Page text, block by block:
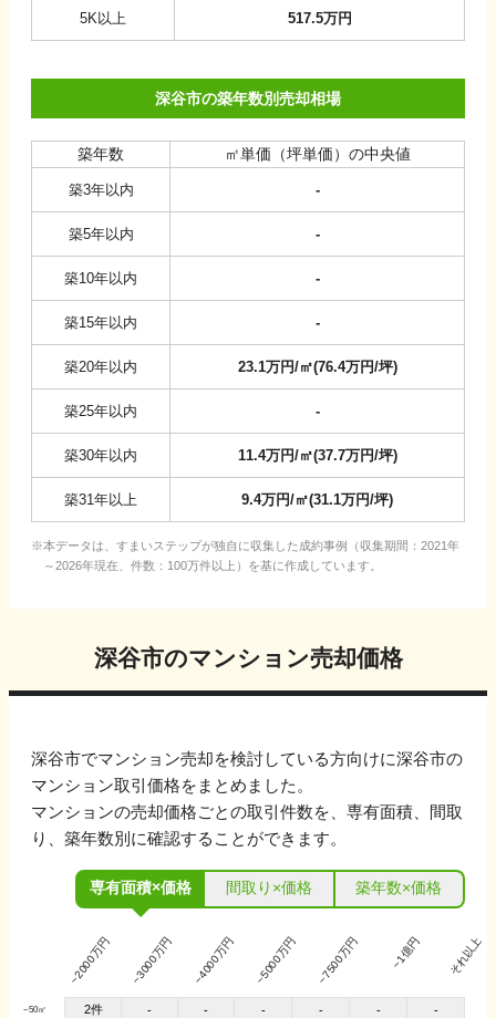
5K以上 517.5万円
深谷市の築年数別売却相場
築年数 ㎡単価（坪単価）の中央値
築3年以内 -
築5年以内 -
築10年以内 -
築15年以内 -
築20年以内 23.1万円/㎡(76.4万円/坪)
築25年以内 -
築30年以内 11.4万円/㎡(37.7万円/坪)
築31年以上 9.4万円/㎡(31.1万円/坪)
本データは、すまいステップが独自に収集した成約事例（収集期間：2021年
～2026年現在、件数：100万件以上）を基に作成しています。
深谷市のマンション売却価格
深谷市でマンション売却を検討している方向けに深谷市の
マンション取引価格をまとめました。
マンションの売却価格ごとの取引件数を、専有面積、間取
り、築年数別に確認することができます。
専有面積×価格 間取り×価格 築年数×価格
~50㎡
~2000万円 ~3000万円 ~4000万円 ~5000万円 ~7500万円 ~1億円 それ以上
2件 - - - - -
-